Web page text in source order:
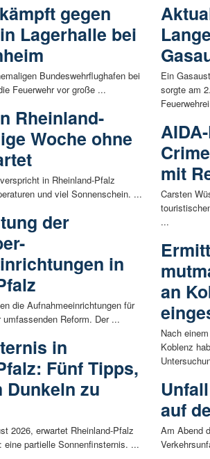
gegen
Lagerhalle bei
Bundeswehrflughafen bei
Feuerwehr vor große ...
Rheinland-
Woche ohne
in Rheinland-Pfalz
und viel Sonnenschein. ...
der
in
die Aufnahmeeinrichtungen für
Reform. Der ...
in
Fünf Tipps,
Dunkeln zu
2026, erwartet Rheinland-Pfalz
partielle Sonnenfinsternis. ...
Ein
sorgte am
mit
Carsten
...
an
Nach
Koblenz
auf
Am Abend